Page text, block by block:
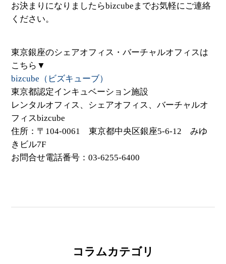
お決まりになりましたらbizcubeまでお気軽にご連絡
ください。
東京銀座のシェアオフィス・バーチャルオフィスは
こちら▼
bizcube（ビズキューブ）
東京都認定インキュベーション施設
レンタルオフィス、シェアオフィス、バーチャルオ
フィスbizcube
住所：〒104-0061 東京都中央区銀座5-6-12 みゆ
きビル7F
お問合せ電話番号：03-6255-6400
コラムカテゴリ